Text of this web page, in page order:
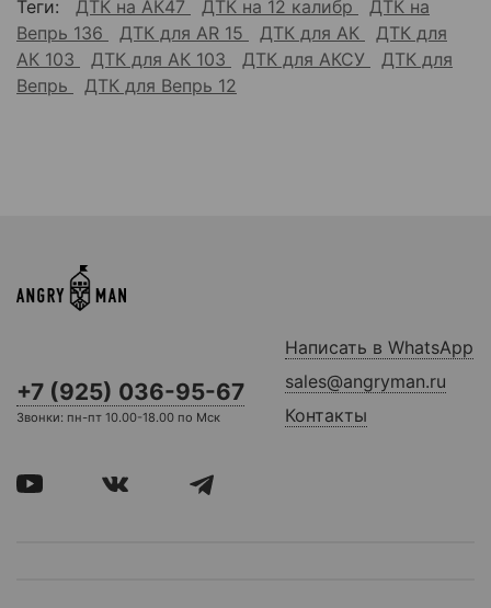
Теги: ДТК на АК47 ДТК на 12 калибр
ДТК на
Вепрь 136
ДТК для AR 15 ДТК для АК
ДТК для
АК 103
ДТК для АК 103 ДТК для АКСУ
ДТК для
Вепрь
ДТК для Вепрь 12
+7 (925) 036-95-67
Звонки: пн-пт 10.00-18.00 по Мск
Написать в WhatsApp
sales@angryman.ru
Контакты